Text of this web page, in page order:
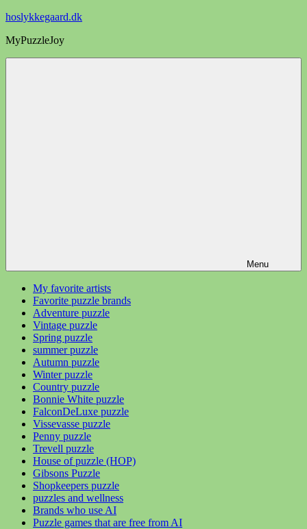
Videre
indhold
hoslykkegaard.dk
MyPuzzleJoy
Menu
My favorite artists
Favorite puzzle brands
Adventure puzzle
Vintage puzzle
Spring puzzle
summer puzzle
Autumn puzzle
Winter puzzle
Country puzzle
Bonnie White puzzle
FalconDeLuxe puzzle
Vissevasse puzzle
Penny puzzle
Trevell puzzle
House of puzzle (HOP)
Gibsons Puzzle
Shopkeepers puzzle
puzzles and wellness
Brands who use AI
Puzzle games that are free from AI